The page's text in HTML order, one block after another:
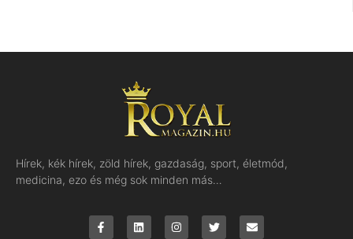
Hírek, kék hírek, zöld hírek, gazdaság, sport, életmód,
medicina, ezo és még sok minden más…